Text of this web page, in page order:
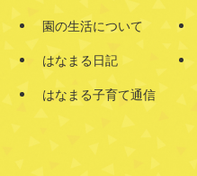
園の生活について
はなまる日記
はなまる子育て通信